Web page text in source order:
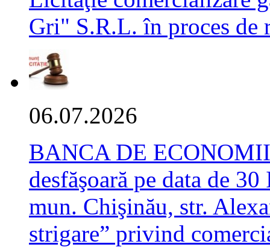
Gri" S.R.L. în proces de
06.07.2026
BANCA DE
desfăşoară pe data de
mun. Chişinău, str.
strigare” privind